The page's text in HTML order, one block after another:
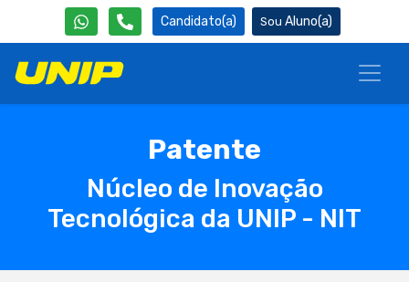
Candidato(a) Aluno(a)
Patente
Núcleo de Inovação
Tecnológica da UNIP - NIT